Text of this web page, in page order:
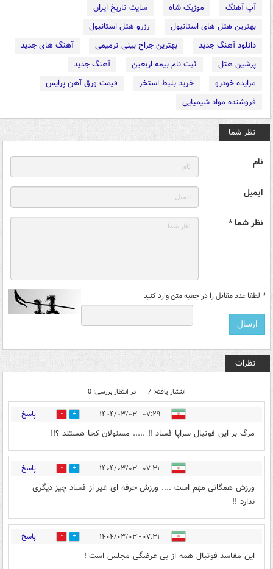
آپ آهنگ موزیک شاه
سایت تاریخ ایران
بهترین هتل های استانبول
رزرو هتل استانبول
دانلود آهنگ جدید
بهترین جراح بینی ترمیمی
آهنگ های جدید
پرشین هتل
ثبت نام بیمه اربعین
آهنگ جدید
مزایده خودرو
خرید بلیط استخر
قیمت ورق آهن پرایس
فروشنده مواد شیمیایی
نظر شما
نام
ایمیل
نظر شما *
* لطفا عدد مقابل را در جعبه متن وارد کنید
نظرات
انتشار یافته: 7 در انتظار بررسی: 0
۰۷:۲۹ - ۱۴۰۴/۰۳/۰۳ 1 پاسخ
مرگ بر این فوتبال سراپا فساد !! ..... مسنولان کجا هستند ؟!!
۰۷:۳۱ - ۱۴۰۴/۰۳/۰۳ 1 پاسخ
ورزش همگانی مهم است .... ورزش حرفه ای غیر از فساد چیز دیگری
ندارد !!
۰۷:۳۱ - ۱۴۰۴/۰۳/۰۳ 1 پاسخ
این مفاسد فوتبال همه از بی عرضگی مجلس است !